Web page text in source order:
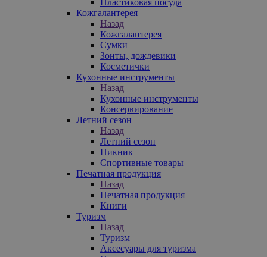
Кожгалантерея
Назад
Кожгалантерея
Сумки
Зонты, дождевики
Косметички
Кухонные инструменты
Назад
Кухонные инструменты
Консервирование
Летний сезон
Назад
Летний сезон
Пикник
Спортивные товары
Печатная продукция
Назад
Печатная продукция
Книги
Туризм
Назад
Туризм
Аксесуары для туризма